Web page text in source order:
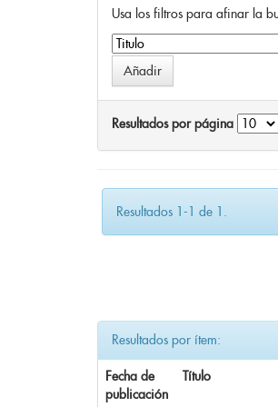
Usa los filtros para afinar la
Resultados por página
Resultados 1-1 de 1.
Resultados por ítem:
Fecha de
publicación
Título